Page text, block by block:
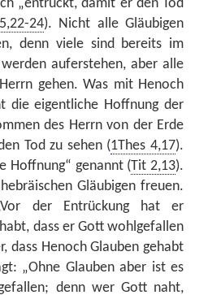
„entrückt, damit er den Tod
24). Nicht alle Gläubigen
denn viele sind bereits im
auferstehen, aber alle
gehen. Was mit Henoch
die eigentliche Hoffnung der
des Herrn von der Erde
Tod zu sehen (1Thes 4,17).
Hoffnung“ genannt (Tit 2,13).
Gläubigen freuen.
der Entrückung hat er
dass er Gott wohlgefallen
dass Henoch Glauben gehabt
„Ohne Glauben aber ist es
denn wer Gott naht,